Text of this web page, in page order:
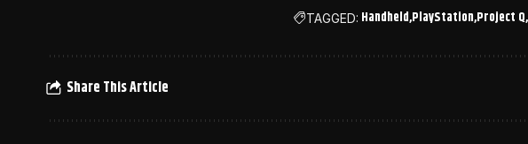
TAGGED: Handheld PlayStation Project Q
Share This Article